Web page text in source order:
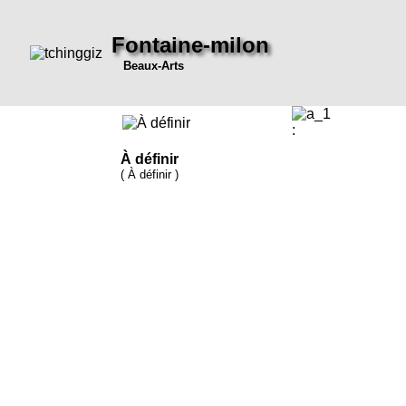
Fontaine-milon
Beaux-Arts
À définir
( À définir )
: